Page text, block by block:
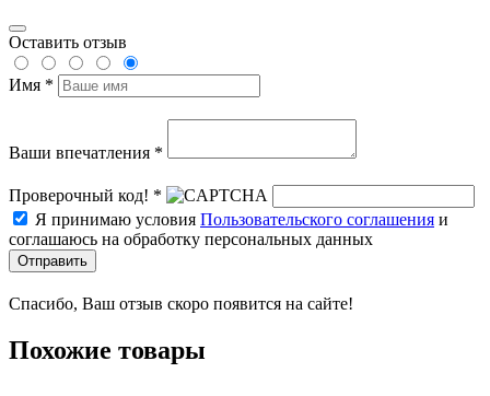
Оставить отзыв
Имя *
Ваши впечатления *
Проверочный код! *
Я принимаю условия Пользовательского соглашения и
соглашаюсь на обработку персональных данных
Отправить
Спасибо, Ваш отзыв скоро появится на сайте!
Похожие товары